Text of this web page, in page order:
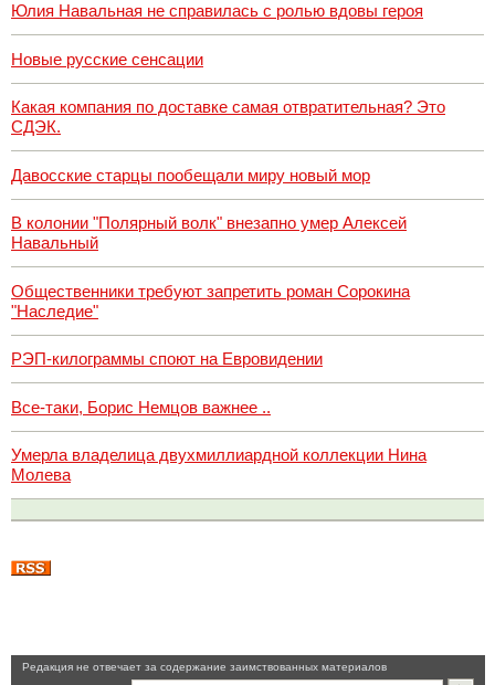
Юлия Навальная не справилась с ролью вдовы героя
Новые русские сенсации
Какая компания по доставке самая отвратительная? Это
СДЭК.
Давосские старцы пообещали миру новый мор
В колонии "Полярный волк" внезапно умер Алексей
Навальный
Общественники требуют запретить роман Сорокина
"Наследие"
РЭП-килограммы споют на Евровидении
Все-таки, Борис Немцов важнее ..
Умерла владелица двухмиллиардной коллекции Нина
Молева
Pедакция не отвечает за содержание заимствованных материалов